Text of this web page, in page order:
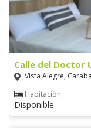
Calle del Doctor
Vista Alegre,
Habitación
Disponible